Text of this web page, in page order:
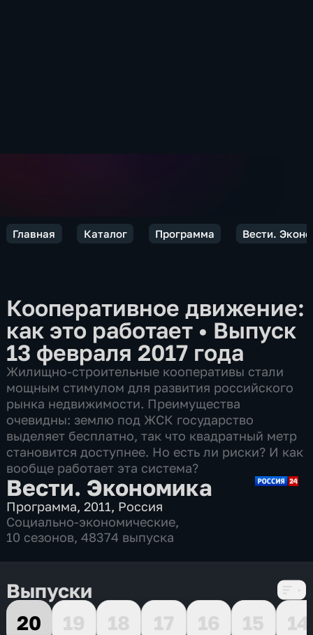
Главная Каталог Программа Вести.
Кооперативное движение:
как это работает • Выпуск
13 февраля 2017 года
Жилищно-строительные кооперативы стали
мощным стимулом для развития российского
рынка недвижимости. Преимущества
очевидны: землю под ЖСК государство
выделяет бесплатно, так что квадратный метр
становится доступнее. Но есть ли риски? И как
вообще работает эта система?
Вести. Экономика
Программа,2011, Россия
Социально-экономические,
10 сезонов, 48374 выпуска
Выпуски
20
19 18 17 16 15
14